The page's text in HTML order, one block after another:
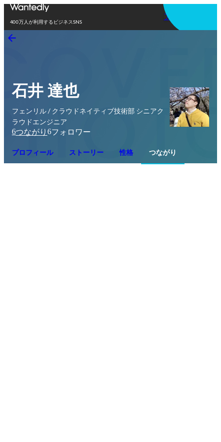
400万人が利用するビジネスSNS
アプリを使う
石井 達也
フェンリル / クラウドネイティブ技術部 シニアク
ラウドエンジニア
6つながり 6フォロワー
プロフィール ストーリー 性格 つながり